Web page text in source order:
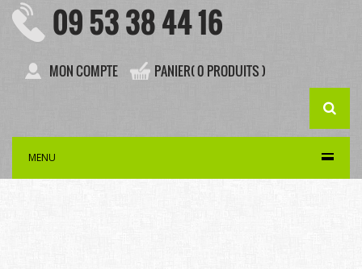
09 53 38 44 16
MON COMPTE PANIER( 0 PRODUITS )
MENU